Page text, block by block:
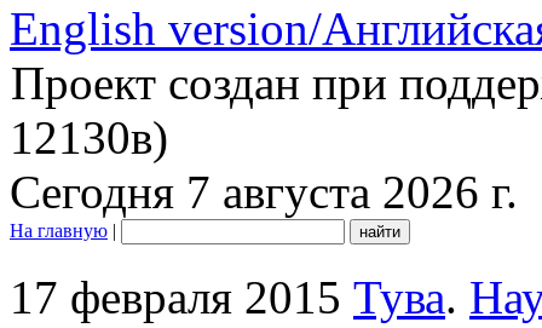
English version/
Проект создан при
12130в)
Сегодня 7 августа 2026 г.
На главную |
17 февраля 2015 Тува.